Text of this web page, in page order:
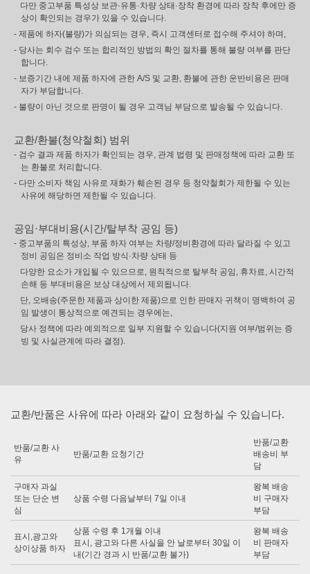
다만 중고부품 특성상 보관·유통·차량 상태·장착 환경에 따라 장착 후에만 증
상이 확인되는 경우가 있을 수 있습니다.
- 제품에 하자(불량)가 의심되는 경우, 즉시 고객센터로 접수해 주셔야 하며,
- 당사는 회수 검수 또는 합리적인 방법의 확인 절차를 통해 불량 여부를 판단
합니다.
- 보증기간 내에 제품 하자에 관한 A/S 및 교환, 환불에 관한 운반비용은 판매
자가 부담합니다.
- 불량이 아닌 것으로 판명이 될 경우 고객님 부담으로 발송될 수 있습니다.
교환/환불(청약철회) 범위
- 검수 결과 제품 하자가 확인되는 경우, 관계 법령 및 판매정책에 따라 교환 또
는 환불로 처리합니다.
- 다만 소비자 책임 사유로 재화가 훼손된 경우 등 청약철회가 제한될 수 있는
사유에 해당하면 제한될 수 있습니다.
공임·부대비용(시간/탈부착 공임 등)
- 중고부품의 특성상, 부품 하자 여부는 차량/정비환경에 따라 달라질 수 있고
정비 공임은 정비소 작업 방식·차량 상태 등
다양한 요소가 개입될 수 있으므로, 원칙적으로 탈부착 공임, 휴차료, 시간적
손해 등 부대비용은 보상 대상에서 제외됩니다.
단, 오배송(주문한 제품과 상이한 제품)으로 인한 판매자 귀책이 명백하여 공
임 발생이 통상적으로 예견되는 경우에는,
당사 정책에 따라 예외적으로 일부 지원할 수 있습니다(지원 여부/범위는 증
빙 및 사실관계에 따라 결정).
교환/반품은 사유에 따라 아래와 같이 요청하실 수 있습니다.
반품/교환 사
유
반품/교환 요청기간
반품/교환
배송비 부
담
구매자 과실
또는 단순 변
심
상품 수령 다음날부터 7일 이내
왕복 배송
비 구매자
부담
표시,광고와
상이상품 하자
상품 수령 후 1개월 이내
표시, 광고와 다른 사실을 안 날로부터 30일 이
내(기간 경과 시 반품/교환 불가)
왕복 배송
비 판매자
부담